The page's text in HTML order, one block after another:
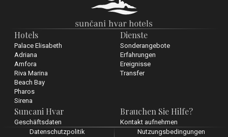
Hotels
Palace Elisabeth
Adriana
Amfora
Riva Marina
Beach Bay
Pharos
Sirena
Dienste
Sonderangebote
Erfahrungen
Ereignisse
Transfer
Suncani Hvar
Geschäftsdaten
Brauchen Sie Hilfe?
Kontakt aufnehmen
Datenschutzpolitik Nutzungsbedingungen